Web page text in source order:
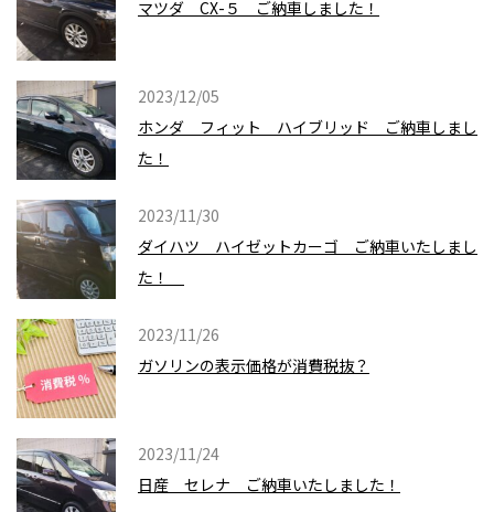
マツダ CX-５ ご納車しました！
2023/12/05
ホンダ フィット ハイブリッド ご納車しまし
た！
2023/11/30
ダイハツ ハイゼットカーゴ ご納車いたしまし
た！
2023/11/26
ガソリンの表示価格が消費税抜？
2023/11/24
日産 セレナ ご納車いたしました！